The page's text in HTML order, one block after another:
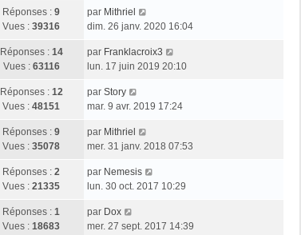
Réponses : 9
Vues : 39316
par Mithriel
dim. 26 janv. 2020 16:04
Réponses : 14
Vues : 63116
par Franklacroix3
lun. 17 juin 2019 20:10
Réponses : 12
Vues : 48151
par Story
mar. 9 avr. 2019 17:24
Réponses : 9
Vues : 35078
par Mithriel
mer. 31 janv. 2018 07:53
Réponses : 2
Vues : 21335
par Nemesis
lun. 30 oct. 2017 10:29
Réponses : 1
Vues : 18683
par Dox
mer. 27 sept. 2017 14:39